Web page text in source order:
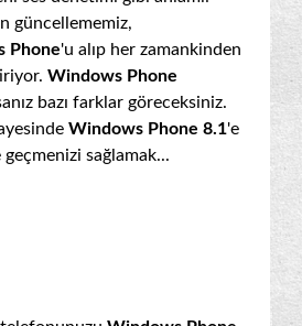
güncellememiz,
Phone'u alıp her zamankinden
Windows Phone
bazı farklar göreceksiniz.
Windows Phone 8.1'e
sağlamak...